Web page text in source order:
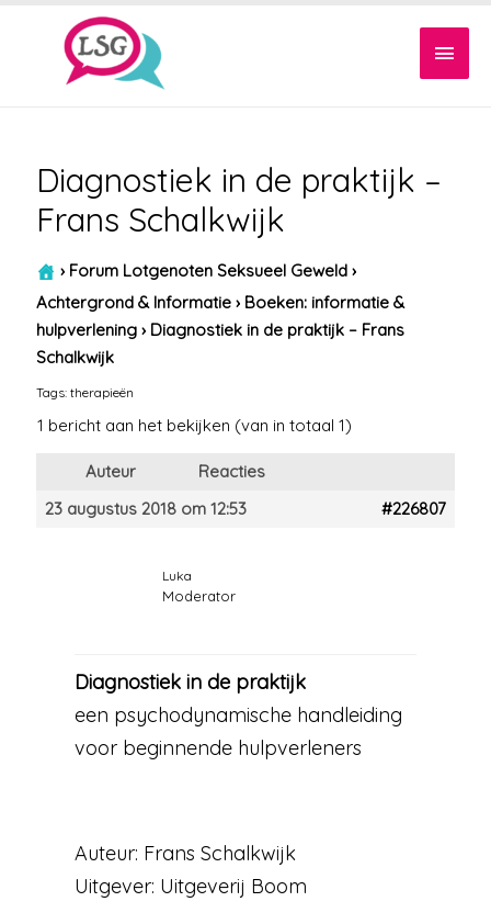
Diagnostiek in de praktijk –
Frans Schalkwijk
› Forum Lotgenoten Seksueel Geweld ›
Achtergrond & Informatie › Boeken: informatie &
hulpverlening › Diagnostiek in de praktijk – Frans
Schalkwijk
Tags:therapieën
1 bericht aan het bekijken (van in totaal 1)
Auteur
Reacties
23 augustus 2018 om 12:53
#226807
Luka
Moderator
Diagnostiek in de praktijk
een psychodynamische handleiding
voor beginnende hulpverleners
Auteur: Frans Schalkwijk
Uitgever: Uitgeverij Boom